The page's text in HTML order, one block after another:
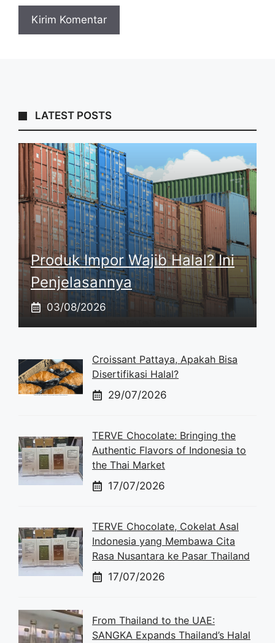
LATEST POSTS
Produk Impor Wajib Halal? Ini
Penjelasannya
03/08/2026
Croissant Pattaya, Apakah Bisa
Disertifikasi Halal?
29/07/2026
TERVE Chocolate: Bringing the
Authentic Flavors of Indonesia to
the Thai Market
17/07/2026
TERVE Chocolate, Cokelat Asal
Indonesia yang Membawa Cita
Rasa Nusantara ke Pasar Thailand
17/07/2026
From Thailand to the UAE:
SANGKA Expands Thailand’s Halal